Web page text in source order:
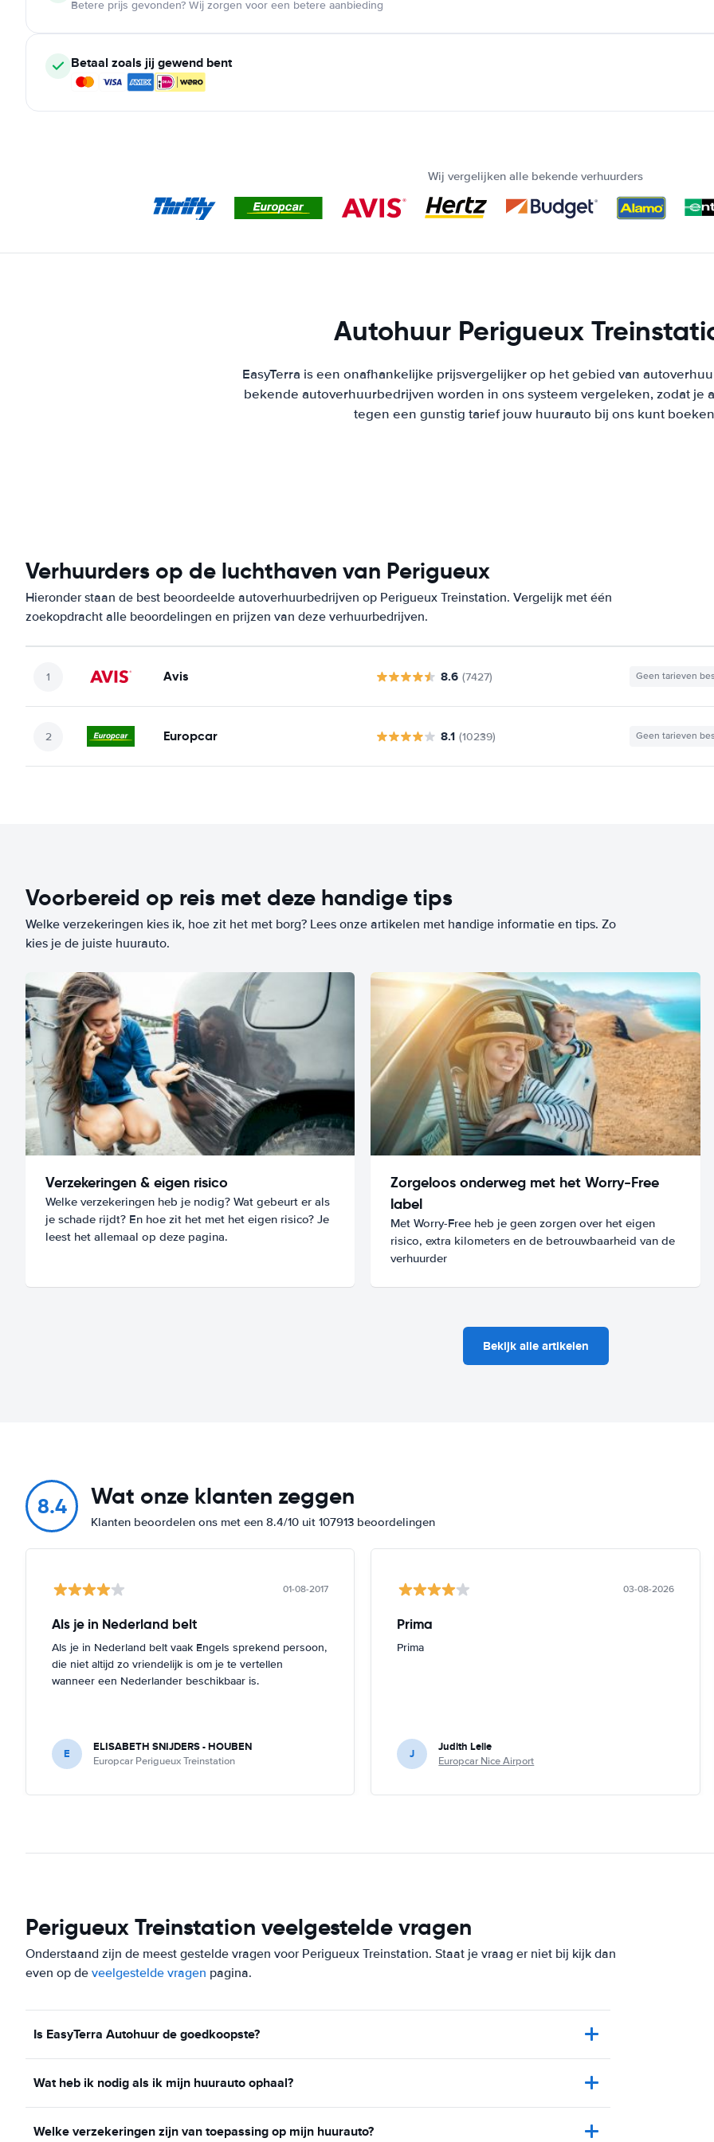
Betere prijs gevonden? Wij zorgen voor een betere aanbieding
Betaal zoals jij gewend bent
Wij vergelijken alle bekende verhuurders
Autohuur Perigueux
EasyTerra is een onafhankelijke prijsvergelijker op het gebied van
bekende autoverhuurbedrijven worden in ons systeem vergeleken, zodat je
tegen een gunstig tarief jouw huurauto bij ons kunt
Verhuurders op de luchthaven van Perigueux
Hieronder staan de best beoordeelde autoverhuurbedrijven op Perigueux Treinstation. Vergelijk met één
zoekopdracht alle beoordelingen en prijzen van deze verhuurbedrijven.
Avis 8.6 (7427) Geen tarieven
Europcar 8.1 (10239) Geen tarieven
Voorbereid op reis met deze handige tips
Welke verzekeringen kies ik, hoe zit het met borg? Lees onze artikelen met handige informatie en tips. Zo
kies je de juiste huurauto.
Verzekeringen & eigen risico
Welke verzekeringen heb je nodig? Wat gebeurt er als
je schade rijdt? En hoe zit het met het eigen risico? Je
leest het allemaal op deze pagina.
Zorgeloos onderweg met het Worry-Free
label
Met Worry-Free heb je geen zorgen over het eigen
risico, extra kilometers en de betrouwbaarheid van de
verhuurder
Bekijk alle artikelen
8.4 Wat onze klanten zeggen
Klanten beoordelen ons met een 8.4/10 uit 107913 beoordelingen
01-08-2017
Als je in Nederland belt
Als je in Nederland belt vaak Engels sprekend persoon,
die niet altijd zo vriendelijk is om je te vertellen
wanneer een Nederlander beschikbaar is.
E ELISABETH SNIJDERS - HOUBEN
Europcar Perigueux Treinstation
03-08-2026
Prima
Prima
J Judith Lelie
Europcar Nice Airport
Perigueux Treinstation veelgestelde vragen
Onderstaand zijn de meest gestelde vragen voor Perigueux Treinstation. Staat je vraag er niet bij kijk dan
even op de veelgestelde vragen pagina.
Is EasyTerra Autohuur de goedkoopste?
Wat heb ik nodig als ik mijn huurauto ophaal?
Welke verzekeringen zijn van toepassing op mijn huurauto?